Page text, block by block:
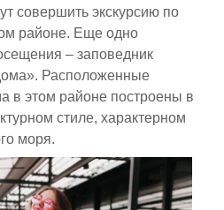
совершить экскурсию по
районе. Еще одно
– заповедник
Расположенные
в этом районе построены в
стиле, характерном
моря.